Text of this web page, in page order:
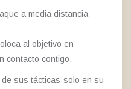
a media distancia
al objetivo en
contacto contigo.
sus tácticas solo en su